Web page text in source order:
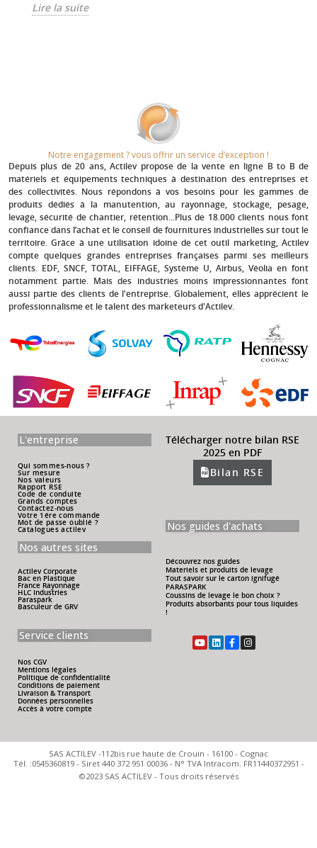
Lire la suite
Notre engagement ? vous offrir un service d’exception !​
Depuis plus de 20 ans, Actilev propose de la vente en ligne B to B de
matériels et équipements techniques à destination des entreprises et
des collectivités. Nous répondons à vos besoins pour les gammes de
produits dédiés à la manutention, au rayonnage, stockage, pesage,
levage, sécurité de chantier, rétention...Plus de 18.000 clients nous font
confiance dans l’achat et le conseil de fournitures industrielles sur tout le
territoire. Grâce à une utilisation idoine de cet outil marketing, Actilev
compte quelques grandes entreprises françaises parmi ses meilleurs
clients. EDF, SNCF, TOTAL, EIFFAGE, Système U, Airbus, Véolia en font
notamment partie. Mais des industries moins impressionnantes font
aussi partie des clients de l'entreprise. Globalement, elles apprécient le
professionnalisme et le talent des marketeurs d'Actilev.
L'entreprise
Qui sommes-nous ?
Sur mesure
Nos valeurs
Rapport RSE
Code de conduite
Grands comptes
Contactez-nous
Votre 1ére commande
Mot de passe oublié ?
Catalogues actilev
Télécharger notre bilan RSE
2025 en PDF
Bilan RSE
Nos autres sites
Actilev Corporate
Bac en Plastique
France Rayonnage
HLC Industries
Paraspark
Basculeur de GRV
Nos guides d'achats
Découvrez nos guides
Materiels et produits de levage
Tout savoir sur le carton ignifugé
PARASPARK
Coussins de levage le bon choix ?
Produits absorbants pour tous liquides
!
Service clients
Nos CGV
Mentions légales
Politique de confidentialité
Conditions de paiement
Livraison & Transport
Données personnelles
Accès à votre compte
SAS ACTILEV -112bis rue haute de Crouin - 16100 - Cognac
Tél. :0545360819 - Siret 440 372 951 00036 - N° TVA Intracom. FR11440372951 -
©2023 SAS ACTILEV - Tous droits réservés​